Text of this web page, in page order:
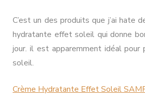
C’est un des produits que j’ai hate
hydratante effet soleil qui donne
jour. il est apparemment idéal pour
soleil.
Crème Hydratante Effet Soleil